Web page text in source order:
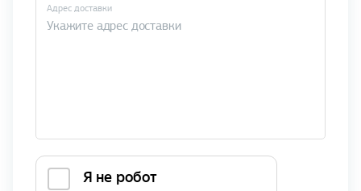
Адрес доставки